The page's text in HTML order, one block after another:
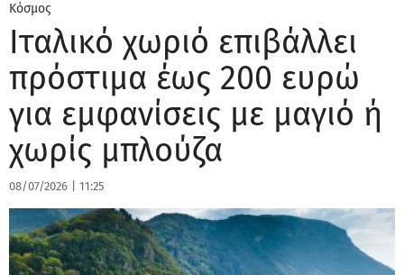
Κόσμος
Ιταλικό χωριό επιβάλλει
πρόστιμα έως 200 ευρώ
για εμφανίσεις με μαγιό ή
χωρίς μπλούζα
08/07/2026 11:25